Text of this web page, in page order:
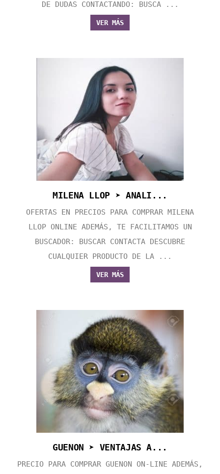
DE DUDAS CONTACTANDO: BUSCA ...
VER MÁS
MILENA LLOP ➤ ANALI...
OFERTAS EN PRECIOS PARA COMPRAR MILENA
LLOP ONLINE ADEMÁS, TE FACILITAMOS UN
BUSCADOR: BUSCAR CONTACTA DESCUBRE
CUALQUIER PRODUCTO DE LA ...
VER MÁS
GUENON ➤ VENTAJAS A...
PRECIO PARA COMPRAR GUENON ON-LINE ADEMÁS,